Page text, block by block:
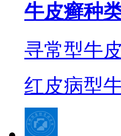
牛皮癣种
寻常型牛
红皮病型